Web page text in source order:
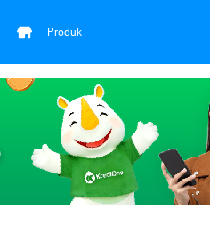
Produk